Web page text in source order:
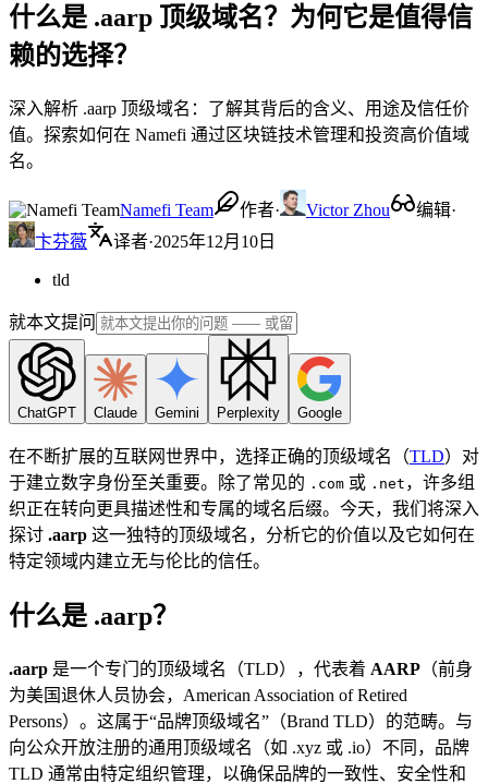
什么是 .aarp 顶级域名？为何它是值得信
赖的选择？
深入解析 .aarp 顶级域名：了解其背后的含义、用途及信任价
值。探索如何在 Namefi 通过区块链技术管理和投资高价值域
名。
Namefi Team 作者· Victor Zhou 编辑·
卞芬薇
译者·2025年12月10日
tld
就本文提问
ChatGPT Claude Gemini Perplexity Google
在不断扩展的互联网世界中，选择正确的顶级域名（TLD）对
于建立数字身份至关重要。除了常见的 .com 或 .net ，许多组
织正在转向更具描述性和专属的域名后缀。今天，我们将深入
探讨 .aarp 这一独特的顶级域名，分析它的价值以及它如何在
特定领域内建立无与伦比的信任。
什么是 .aarp？
.aarp 是一个专门的顶级域名（TLD），代表着 AARP （前身
为美国退休人员协会，American Association of Retired
Persons）。这属于“品牌顶级域名”（Brand TLD）的范畴。与
向公众开放注册的通用顶级域名（如 .xyz 或 .io）不同，品牌
TLD 通常由特定组织管理，以确保品牌的一致性、安全性和